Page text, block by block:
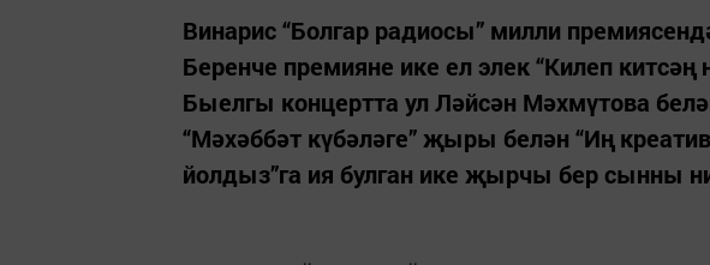
Винарис “Болгар радиосы” милли
Беренче премияне ике ел элек “Килеп
Быелгы концертта ул Ләйсән Мәхмүтова
“Мәхәббәт күбәләге” җыры белән “Иң
йолдыз”га ия булган ике җырчы бер сынны